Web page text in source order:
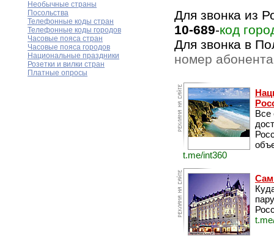
Необычные страны
Посольства
Телефонные коды стран
Телефонные коды городов
Часовые пояса стран
Часовые пояса городов
Национальные праздники
Розетки и вилки стран
Платные опросы
Для звонка из
10-689-код
Для звонка в
номер абонента
Все
t.me/int360